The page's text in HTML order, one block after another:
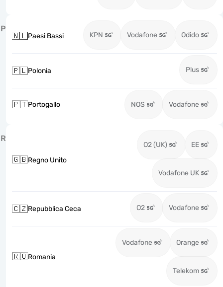
P
🇳🇱Paesi Bassi KPN Vodafone Odido
🇵🇱Polonia Plus
🇵🇹Portogallo NOS Vodafone
R
🇬🇧Regno Unito
O2 (UK) EE
Vodafone UK
🇨🇿Repubblica Ceca O2 Vodafone
🇷🇴Romania
Vodafone Orange
Telekom